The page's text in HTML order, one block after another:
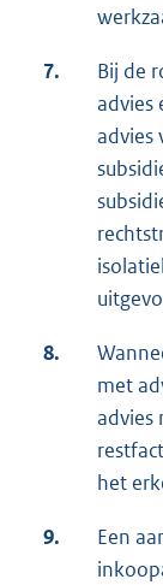
7.
Bij de
advies
advies
8.
met
advies
het
9.
Een